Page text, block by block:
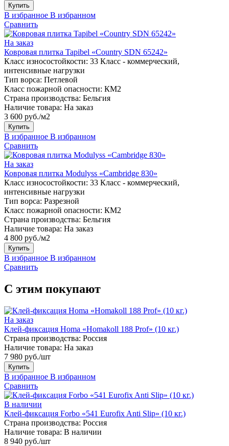
Купить
В избранное В избранном
Сравнить
На заказ
Ковровая плитка Tapibel «Country SDN 65242»
Класс износостойкости: 33 Класс - коммерческий,
интенсивные нагрузки
Тип ворса: Петлевой
Класс пожарной опасности: КМ2
Страна производства: Бельгия
Наличие товара: На заказ
3 600 руб./м2
Купить
В избранное В избранном
Сравнить
На заказ
Ковровая плитка Modulyss «Cambridge 830»
Класс износостойкости: 33 Класс - коммерческий,
интенсивные нагрузки
Тип ворса: Разрезной
Класс пожарной опасности: КМ2
Страна производства: Бельгия
Наличие товара: На заказ
4 800 руб./м2
Купить
В избранное В избранном
Сравнить
С этим покупают
На заказ
Клей-фиксация Homa «Homakoll 188 Prof» (10 кг.)
Страна производства: Россия
Наличие товара: На заказ
7 980 руб./шт
Купить
В избранное В избранном
Сравнить
В наличии
Клей-фиксация Forbo «541 Eurofix Anti Slip» (10 кг.)
Страна производства: Россия
Наличие товара: В наличии
8 940 руб./шт